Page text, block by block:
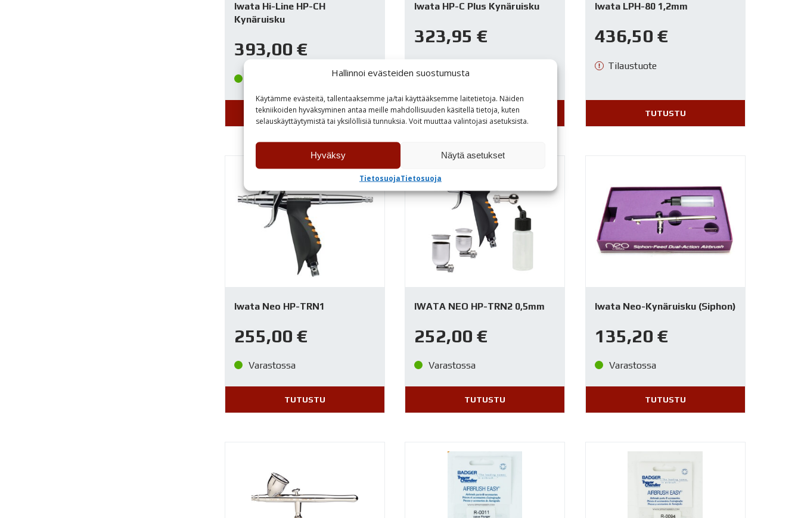
Hallinnoi evästeiden suostumusta
Käytämme evästeitä, tallentaaksemme ja/tai käyttääksemme laitetietoja. Näiden
tekniikoiden hyväksyminen antaa meille mahdollisuuden käsitellä tietoja, kuten
selauskäyttäytymistä tai yksilöllisiä tunnuksia. Voit muuttaa valintojasi asetuksista.
Hyväksy Näytä asetukset
TietosuojaTietosuoja
Iwata Hi-Line HP-CH
Kynäruisku
393,00 €
TUTUSTU
Iwata HP-C Plus Kynäruisku
323,95€
TUTUSTU
Iwata LPH-80 1,2mm
436,50 €
Tilaustuote
TUTUSTU
Iwata Neo HP-TRN1
255,00 €
Varastossa
TUTUSTU
IWATA NEO HP-TRN2 0,5mm
252,00€
Varastossa
TUTUSTU
Iwata Neo-Kynäruisku (Siphon)
135,20 €
Varastossa
TUTUSTU